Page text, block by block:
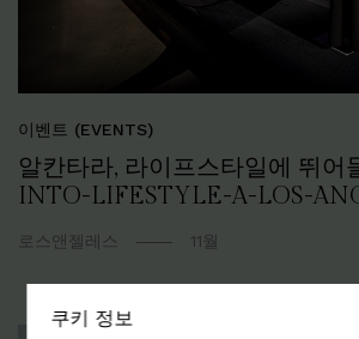
이벤트 (EVENTS)
알칸타라, 라이프스타일에 뛰어
INTO-LIFESTYLE-A-LOS-
로스앤젤레스 11월
쿠키 정보